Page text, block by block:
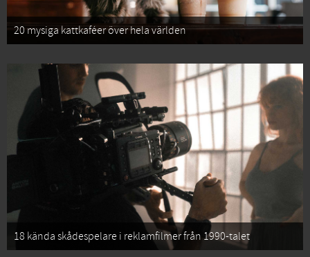
20 mysiga kattkaféer över hela världen
18 kända skådespelare i reklamfilmer från 1990-talet